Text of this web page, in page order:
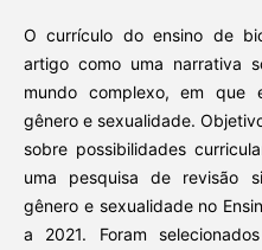
O currículo do ensino de
artigo como uma narrativa
mundo complexo, em que
gênero e sexualidade.
sobre possibilidades
uma pesquisa de revisão
gênero e sexualidade no
a 2021. Foram